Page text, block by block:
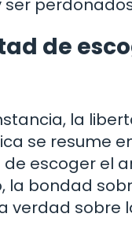
ser
de
la
se resume
escoger el
la bondad
verdad sobre